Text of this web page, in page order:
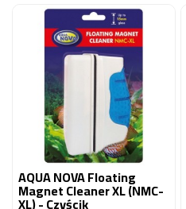
AQUA NOVA Floating
Magnet Cleaner XL (NMC-